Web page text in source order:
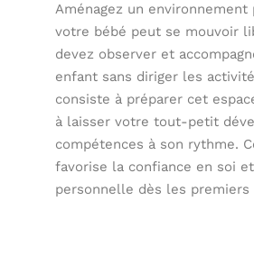
Aménagez un environnement
votre bébé peut se mouvoir
devez observer et
enfant sans diriger les
consiste à préparer cet
à laisser votre tout-petit
compétences à son rythme.
favorise la confiance en soi
personnelle dès les premiers